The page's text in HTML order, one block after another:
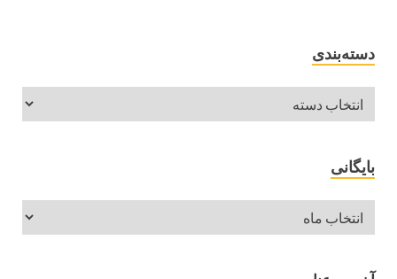
دسته‌بندی
بایگانی